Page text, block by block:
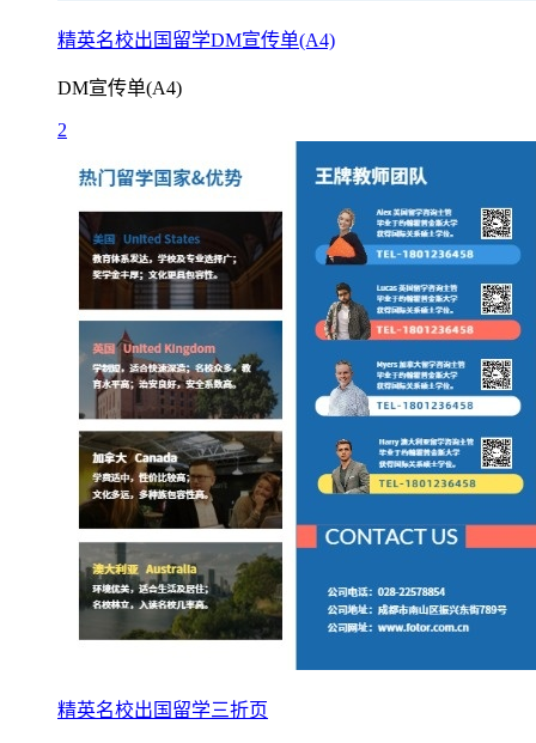
精英名校出国留学DM宣传单(A4)
DM宣传单(A4)
2
精英名校出国留学三折页